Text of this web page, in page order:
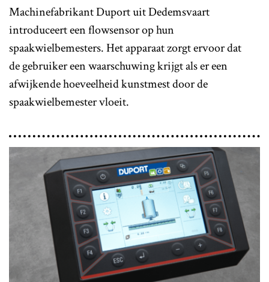
Machinefabrikant Duport uit Dedemsvaart
introduceert een flowsensor op hun
spaakwielbemesters. Het apparaat zorgt ervoor dat
de gebruiker een waarschuwing krijgt als er een
afwijkende hoeveelheid kunstmest door de
spaakwielbemester vloeit.